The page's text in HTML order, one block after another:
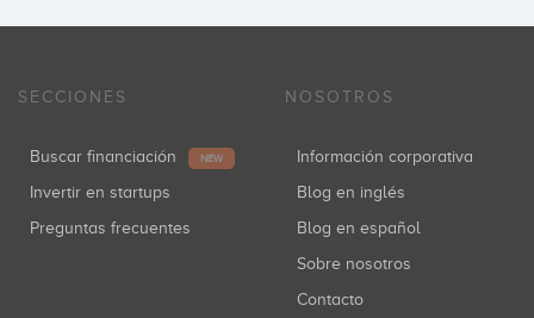
SECCIONES
Buscar financiación NEW
Invertir en startups
Preguntas frecuentes
NOSOTROS
Información corporativa
Blog en inglés
Blog en español
Sobre nosotros
Contacto